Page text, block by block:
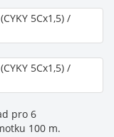
pro 6
100 m.